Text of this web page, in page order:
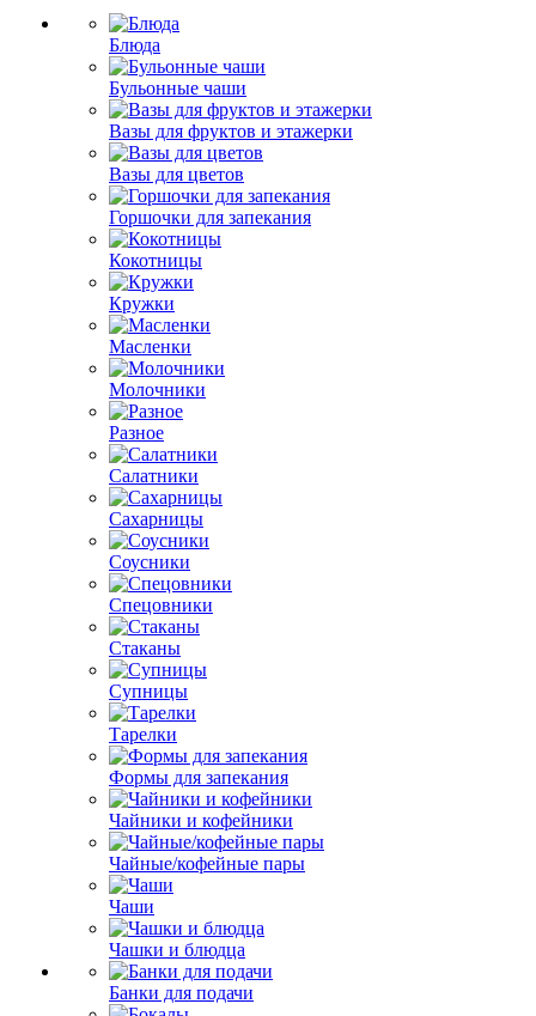
Блюда
Бульонные чаши
Вазы для фруктов и этажерки
Вазы для цветов
Горшочки для запекания
Кокотницы
Кружки
Масленки
Молочники
Разное
Салатники
Сахарницы
Соусники
Спецовники
Стаканы
Супницы
Тарелки
Формы для запекания
Чайники и кофейники
Чайные/кофейные пары
Чаши
Чашки и блюдца
Банки для подачи